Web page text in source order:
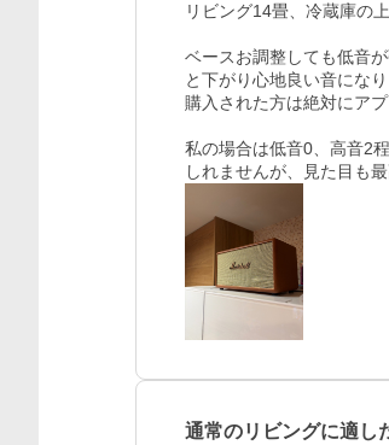
リビング14畳、冷蔵庫の
ベースお調整しても低音
と下がり心地良い音になり
購入された方は絶対にア
私の場合は低音0、高音2
通常のリビングに適し